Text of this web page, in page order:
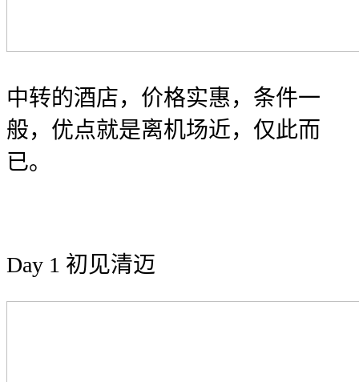
中转的酒店，价格实惠，条件一
般，优点就是离机场近，仅此而
已。
Day 1 初见清迈